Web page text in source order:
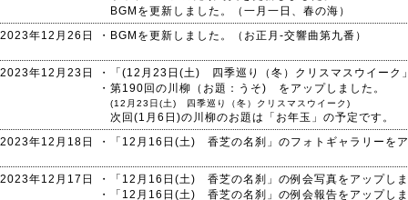
BGMを更新しました。（一月一日、春の海）
2023年12月26日
・BGMを更新しました。（お正月-交響曲第九番）
2023年12月23日
・「(12月23日(土) 四季巡り（冬）クリスマスウイーク
・第190回の川柳（お題：うそ) をアップしました。
(12月23日(土) 四季巡り（冬）クリスマスウイーク)
次回(1月6日)の川柳のお題は「お年玉」の予定です。
2023年12月18日
・「12月16日(土) 香芝の名刹」のフォトギャラリーを
2023年12月17日
・「12月16日(土) 香芝の名刹」の例会写真をアップし
・「12月16日(土) 香芝の名刹」の例会報告をアップし